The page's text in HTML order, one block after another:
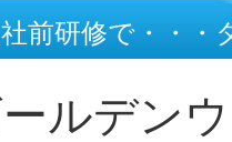
前研修で・・・
ルデン